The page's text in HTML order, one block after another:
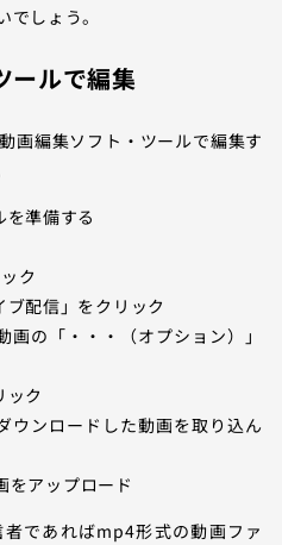
しょう。
ールで編集
画編集ソフト・ツールで編集す
準備する
ク
ブ配信」をクリック
の「・・・（オプション）」
ック
ウンロードした動画を取り込ん
をアップロード
であればmp4形式の動画ファ